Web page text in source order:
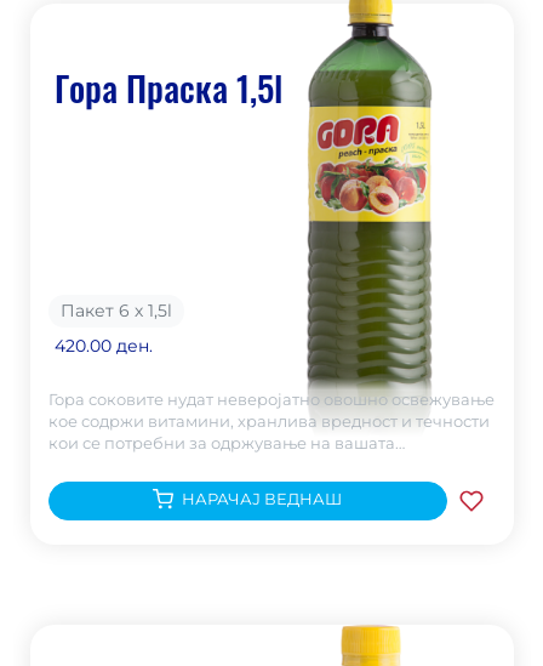
Гора Праска 1,5l
Пакет 6 х 1,5l
420.00 ден.
Гора соковите нудат неверојатно овошно освежување
кое содржи витамини, хранлива вредност и течности
кои се потребни за одржување на вашата
НАРАЧАЈ ВЕДНАШ